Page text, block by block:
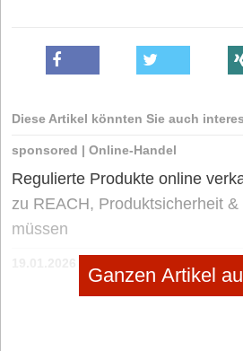
Diese Artikel könnten Sie auch
sponsored | Online-Handel
Regulierte Produkte online
zu REACH, Produktsicherheit
müssen
SPEIKI: das Spucktuch zum
Ganzen Artikel